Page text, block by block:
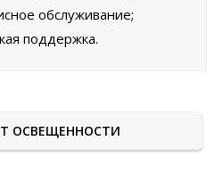
обслуживание;
поддержка.
ОСВЕЩЕННОСТИ